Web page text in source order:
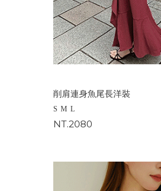
削肩連身魚尾長洋裝
S M L
NT.2080